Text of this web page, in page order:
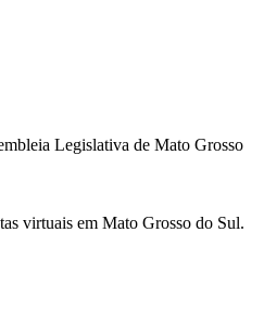
Legislativa de Mato Grosso
virtuais em Mato Grosso do Sul.